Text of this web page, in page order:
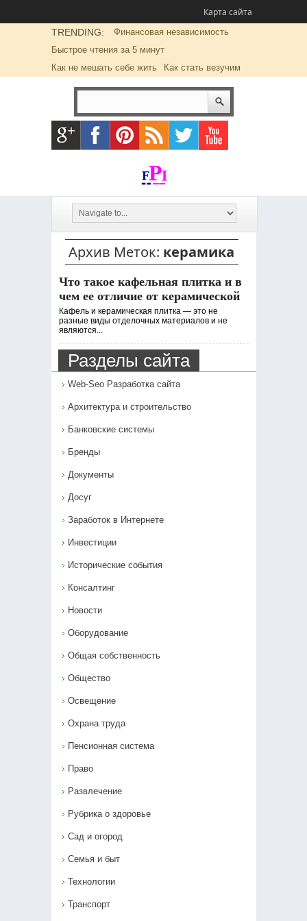
Карта сайта
TRENDING:
Финансовая независимость
Быстрое чтения за 5 минут
Как не мешать себе жить
Как стать везучим
Архив Меток: керамика
Что такое кафельная плитка и в
чем ее отличие от керамической
Кафель и керамическая плитка — это не
разные виды отделочных материалов и не
являются...
Разделы сайта
Web-Seo Разработка сайта
Архитектура и строительство
Банковские системы
Бренды
Документы
Досуг
Заработок в Интернете
Инвестиции
Исторические события
Консалтинг
Новости
Оборудование
Общая собственность
Общество
Освещение
Охрана труда
Пенсионная система
Право
Развлечение
Рубрика о здоровье
Сад и огород
Семья и быт
Технологии
Транспорт